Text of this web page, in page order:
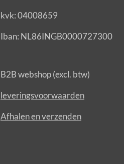
kvk: 04008659
Iban: NL86INGB0000727300
B2B webshop (excl. btw)
leveringsvoorwaarden
Afhalen en verzenden